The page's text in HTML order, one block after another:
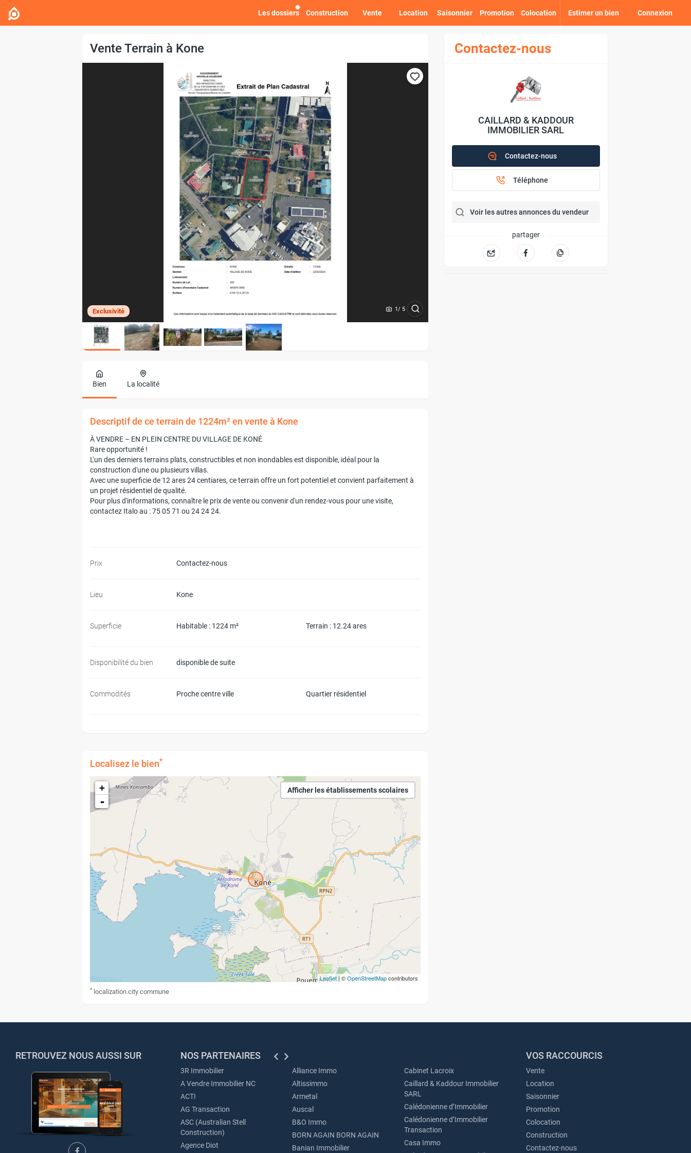
Estimer un bien Connexion
Les dossiers Construction Vente Location Saisonnier Promotion Colocation
Vente Terrain à Kone
1/ 5
Exclusivité
Bien La localité
Descriptif de ce terrain de 1224m² en vente à Kone
À VENDRE – EN PLEIN CENTRE DU VILLAGE DE KONÉ
Rare opportunité !
L'un des derniers terrains plats, constructibles et non inondables est disponible, idéal pour la
construction d'une ou plusieurs villas.
Avec une superficie de 12 ares 24 centiares, ce terrain offre un fort potentiel et convient parfaitement à
un projet résidentiel de qualité.
Pour plus d'informations, connaître le prix de vente ou convenir d'un rendez-vous pour une visite,
contactez Italo au : 75 05 71 ou 24 24 24.
Prix Contactez-nous
Lieu Kone
Superficie Habitable : 1224 m² Terrain : 12.24 ares
Disponibilité du bien disponible de suite
Commodités Proche centre ville Quartier résidentiel
Localisez le bien*
Afficher les établissements scolaires
+
-
Leaflet| ©OpenStreetMapcontributors
* localization.city commune
Contactez-nous
CAILLARD & KADDOUR
IMMOBILIER SARL
Contactez-nous
Téléphone
Voir les autres annonces du vendeur
partager
RETROUVEZ NOUS AUSSI SUR NOS PARTENAIRES
3R Immobilier
A Vendre Immobilier NC
ACTI
AG Transaction
ASC (Australian Stell
Construction)
Agence Diot
Alliance Immo
Altissimmo
Armetal
Auscal
B&O Immo
BORN AGAIN BORN AGAIN
Banian Immobilier
Cabinet Lacroix
Caillard & Kaddour Immobilier
SARL
Calédonienne d’Immobilier
Calédonienne d’Immobilier
Transaction
Casa Immo
VOS RACCOURCIS
Vente
Location
Saisonnier
Promotion
Colocation
Construction
Contactez-nous